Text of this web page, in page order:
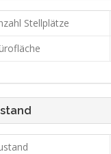
Stellplätze